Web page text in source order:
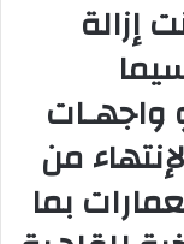
إزالة
واجهـات
من
بما